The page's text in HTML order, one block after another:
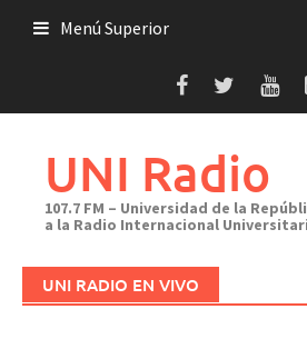
Menú Superior
UNI Radio
107.7 FM – Universidad de la
a la Radio Internacional
UNI RADIO EN VIVO